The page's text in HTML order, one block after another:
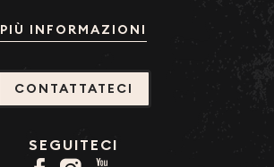
PIÙ INFORMAZIONI
CONTATTATECI
SEGUITECI